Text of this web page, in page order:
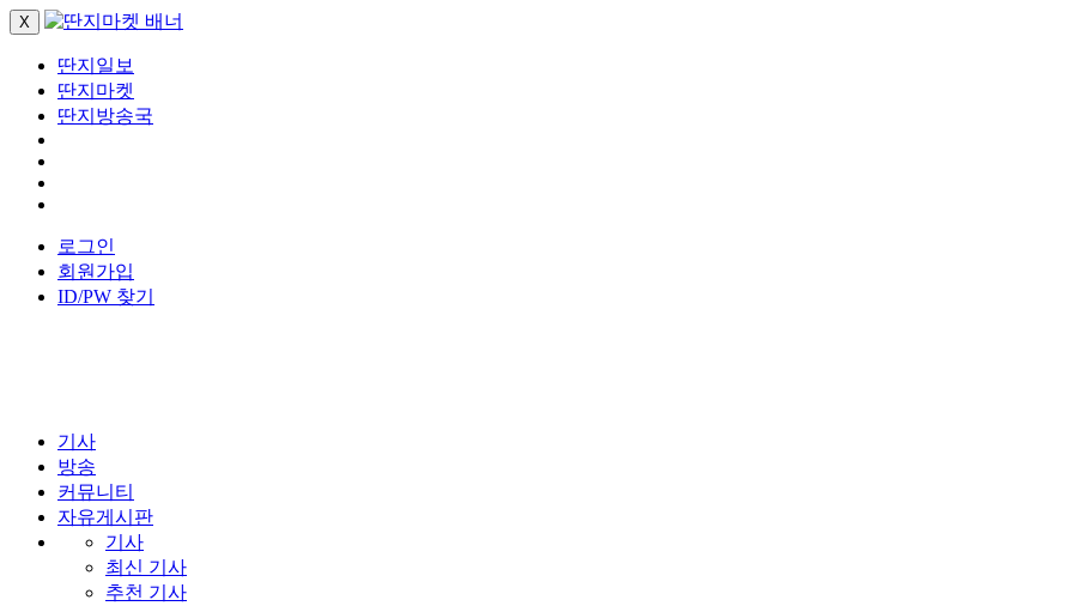
X
딴지일보
딴지마켓
딴지방송국
로그인
회원가입
ID/PW 찾기
기사
방송
커뮤니티
자유게시판
기사
최신 기사
추천 기사